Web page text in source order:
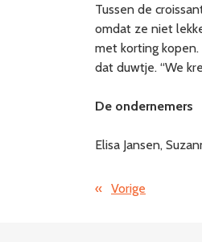
Tussen de
omdat ze niet
met korting
dat duwtje. “We
De ondernemers
Elisa Jansen,
« Vorige